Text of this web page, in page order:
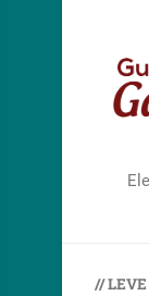
// LEVE